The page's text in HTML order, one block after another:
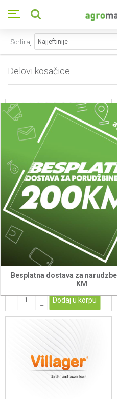
Besplatna dostava za
KM
Delovi kosačice
Sortiraj
Delovi kosačice
- KONEKTOR BATERIJE
15,00
Dodaj u korpu